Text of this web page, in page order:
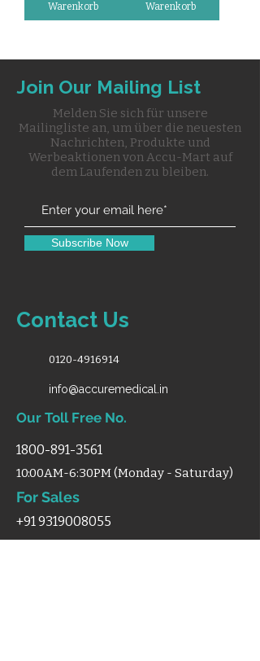
Warenkorb
Warenkorb
Join Our Mailing List
Melden Sie sich für unsere
Mailingliste an, um über die neuesten
Nachrichten, Produkte und
Werbeaktionen von Accu-Mart auf
dem Laufenden zu bleiben.
Subscribe Now
Contact Us
0120-4916914
info@accuremedical.in
Our Toll Free No.
1800-891-3561
10:00AM-6:30PM (Monday - Saturday)
For Sales
+91 9319008055